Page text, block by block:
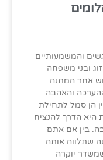
והמשמעותיים
ובני משפחה
אחר המתנה
והאהבה
הן סמל לתחילת
היא הדרך להנציח
בין אם אתם
שתלווה אותה
יוקרה